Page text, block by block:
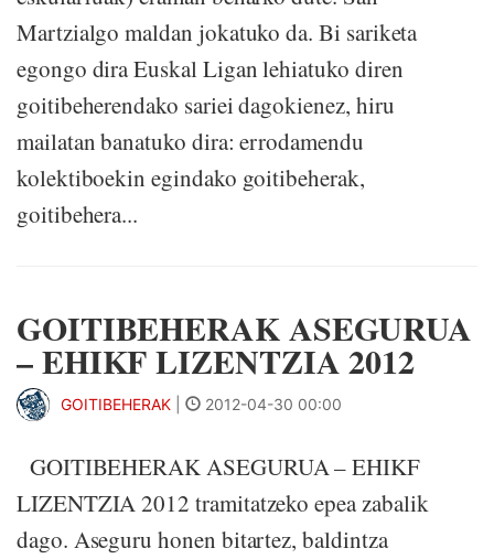
Martzialgo maldan jokatuko da. Bi sariketa
egongo dira Euskal Ligan lehiatuko diren
goitibeherendako sariei dagokienez, hiru
mailatan banatuko dira: errodamendu
kolektiboekin egindako goitibeherak,
goitibehera...
GOITIBEHERAK ASEGURUA
– EHIKF LIZENTZIA 2012
GOITIBEHERAK 2012-04-30 00:00
GOITIBEHERAK ASEGURUA – EHIKF
LIZENTZIA 2012 tramitatzeko epea zabalik
dago. Aseguru honen bitartez, baldintza